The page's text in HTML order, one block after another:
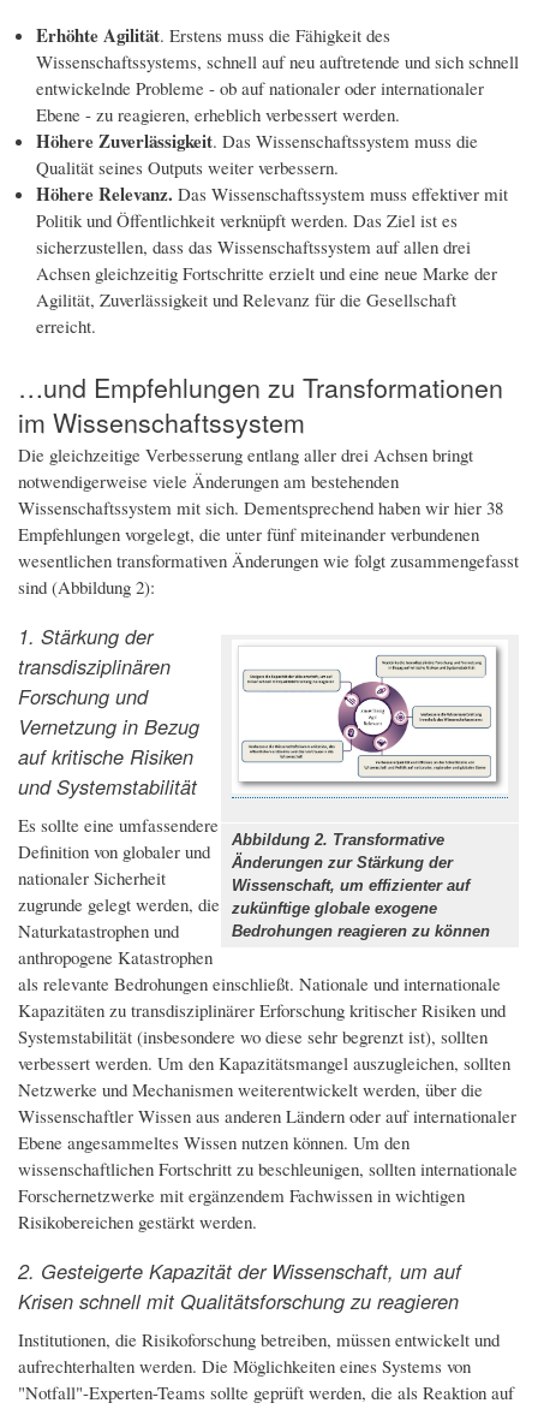
Erhöhte Agilität. Erstens muss die Fähigkeit des
Wissenschaftssystems, schnell auf neu auftretende und sich schnell
entwickelnde Probleme - ob auf nationaler oder internationaler
Ebene - zu reagieren, erheblich verbessert werden.
Höhere Zuverlässigkeit. Das Wissenschaftssystem muss die
Qualität seines Outputs weiter verbessern.
Höhere Relevanz. Das Wissenschaftssystem muss effektiver mit
Politik und Öffentlichkeit verknüpft werden. Das Ziel ist es
sicherzustellen, dass das Wissenschaftssystem auf allen drei
Achsen gleichzeitig Fortschritte erzielt und eine neue Marke der
Agilität, Zuverlässigkeit und Relevanz für die Gesellschaft
erreicht.
…und Empfehlungen zu Transformationen
im Wissenschaftssystem
Die gleichzeitige Verbesserung entlang aller drei Achsen bringt
notwendigerweise viele Änderungen am bestehenden
Wissenschaftssystem mit sich. Dementsprechend haben wir hier 38
Empfehlungen vorgelegt, die unter fünf miteinander verbundenen
wesentlichen transformativen Änderungen wie folgt zusammengefasst
sind (Abbildung 2):
Abbildung 2. Transformative
Änderungen zur Stärkung der
Wissenschaft, um effizienter auf
zukünftige globale exogene
Bedrohungen reagieren zu können
1. Stärkung der
transdisziplinären
Forschung und
Vernetzung in Bezug
auf kritische Risiken
und Systemstabilität
Es sollte eine umfassendere
Definition von globaler und
nationaler Sicherheit
zugrunde gelegt werden, die
Naturkatastrophen und
anthropogene Katastrophen
als relevante Bedrohungen einschließt. Nationale und internationale
Kapazitäten zu transdisziplinärer Erforschung kritischer Risiken und
Systemstabilität (insbesondere wo diese sehr begrenzt ist), sollten
verbessert werden. Um den Kapazitätsmangel auszugleichen, sollten
Netzwerke und Mechanismen weiterentwickelt werden, über die
Wissenschaftler Wissen aus anderen Ländern oder auf internationaler
Ebene angesammeltes Wissen nutzen können. Um den
wissenschaftlichen Fortschritt zu beschleunigen, sollten internationale
Forschernetzwerke mit ergänzendem Fachwissen in wichtigen
Risikobereichen gestärkt werden.
2. Gesteigerte Kapazität der Wissenschaft, um auf
Krisen schnell mit Qualitätsforschung zu reagieren
Institutionen, die Risikoforschung betreiben, müssen entwickelt und
aufrechterhalten werden. Die Möglichkeiten eines Systems von
"Notfall"-Experten-Teams sollte geprüft werden, die als Reaktion auf